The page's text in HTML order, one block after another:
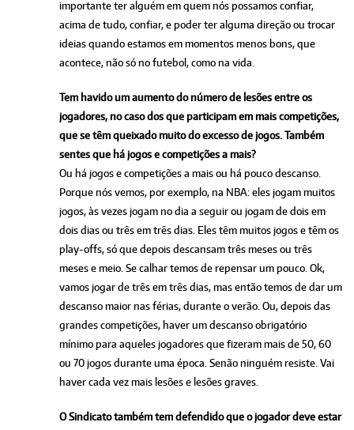
importante ter alguém em quem nós possamos confiar,
acima de tudo, confiar, e poder ter alguma direção ou trocar
ideias quando estamos em momentos menos bons, que
acontece, não só no futebol, como na vida.
Tem havido um aumento do número de lesões entre os
jogadores, no caso dos que participam em mais competições,
que se têm queixado muito do excesso de jogos. Também
sentes que há jogos e competições a mais?
Ou há jogos e competições a mais ou há pouco descanso.
Porque nós vemos, por exemplo, na NBA: eles jogam muitos
jogos, às vezes jogam no dia a seguir ou jogam de dois em
dois dias ou três em três dias. Eles têm muitos jogos e têm os
play-offs, só que depois descansam três meses ou três
meses e meio. Se calhar temos de repensar um pouco. Ok,
vamos jogar de três em três dias, mas então temos de dar um
descanso maior nas férias, durante o verão. Ou, depois das
grandes competições, haver um descanso obrigatório
mínimo para aqueles jogadores que fizeram mais de 50, 60
ou 70 jogos durante uma época. Senão ninguém resiste. Vai
haver cada vez mais lesões e lesões graves.
O Sindicato também tem defendido que o jogador deve estar